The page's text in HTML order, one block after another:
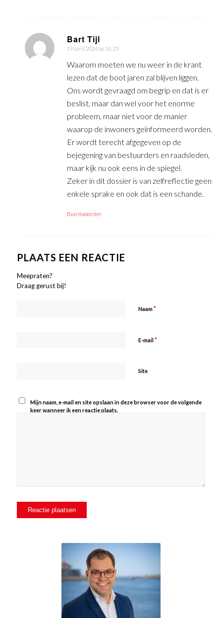
Bart Tijl
zegt:
19 april 2024 op 16:25
Waarom moeten we nu weer in de krant
lezen dat de boot jaren zal blijven liggen.
Ons wordt gevraagd om begrip en dat is er
beslist, maar dan wel voor het enorme
probleem, maar niet voor de manier
waarop de inwoners geïnformeerd worden.
Er wordt terecht afgegeven op de
bejegening van bestuurders en raadsleden,
maar kijk nu ook eens in de spiegel.
Zeker in dit dossier is van zelfreflectie geen
enkele sprake en ook dat is een schande.
Beantwoorden
PLAATS EEN REACTIE
Meepraten?
Draag gerust bij!
Naam*
E-mail*
Site
Mijn naam, e-mail en site opslaan in deze browser voor de volgende
keer wanneer ik een reactie plaats.